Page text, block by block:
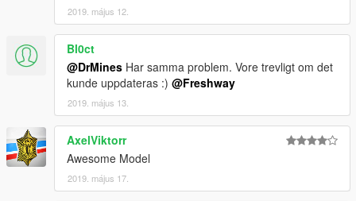
2019. május 12.
Bl0ct
@DrMines Har samma problem. Vore trevligt om det
kunde uppdateras :) @Freshway
2019. május 13.
AxelViktorr
Awesome Model
2019. május 17.